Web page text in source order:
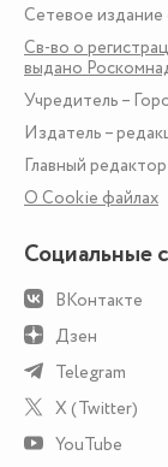
Сетевое издание
Св-во о
выдано
Учредитель –
Издатель –
Главный
О Сookie файлах
Социальные
ВКонтакте
Дзен
Telegram
X (Twitter)
YouTube